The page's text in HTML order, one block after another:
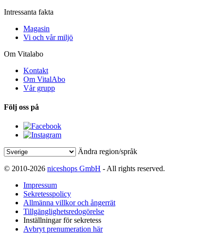
Intressanta fakta
Magasin
Vi och vår miljö
Om Vitalabo
Kontakt
Om VitalAbo
Vår grupp
Följ oss på
Ändra region/språk
© 2010-2026 niceshops GmbH - All rights reserved.
Impressum
Sekretesspolicy
Allmänna villkor och ångerrät
Tillgänglighetsredogörelse
Inställningar för sekretess
Avbryt prenumeration här